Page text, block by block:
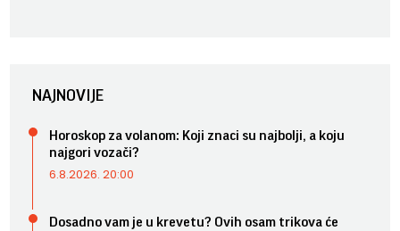
NAJNOVIJE
Horoskop za volanom: Koji znaci su najbolji, a koju
najgori vozači?
6.8.2026. 20:00
Dosadno vam je u krevetu? Ovih osam trikova će